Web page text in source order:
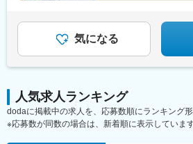
古屋駅、上栄町駅、西梅田駅、ハーバ
山駅前駅、高松築港駅、ＪＲ松山駅前
岡県)、長崎駅前駅、熊本駅前駅、高
通駅、東宿郷駅、栄町駅(千葉県)、京
(東京都)、茅場町駅、高島町駅、電鉄
猴橋町駅、大手町駅(愛媛県)、高知橋
鹿児島中央駅
気になる
人気求人ランキング
dodaに掲載中の求人を、応募数順にランキング形
※応募数が同数の場合は、新着順に表示しています